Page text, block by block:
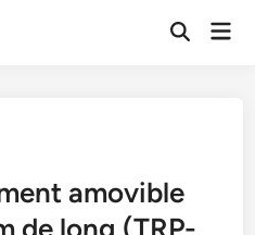
Open
amovible